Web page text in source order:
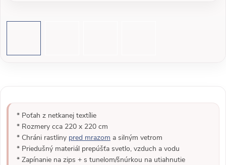
* Poťah z netkanej textílie
* Rozmery cca 220 x 220 cm
* Chráni rastliny pred mrazom a silným vetrom
* Priedušný materiál prepúšťa svetlo, vzduch a vodu
* Zapínanie na zips + s tunelom/šnúrkou na utiahnutie